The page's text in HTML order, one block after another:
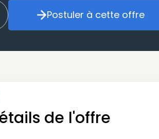
mon alerte Postuler à
Postuler à cette offre
de l'offre